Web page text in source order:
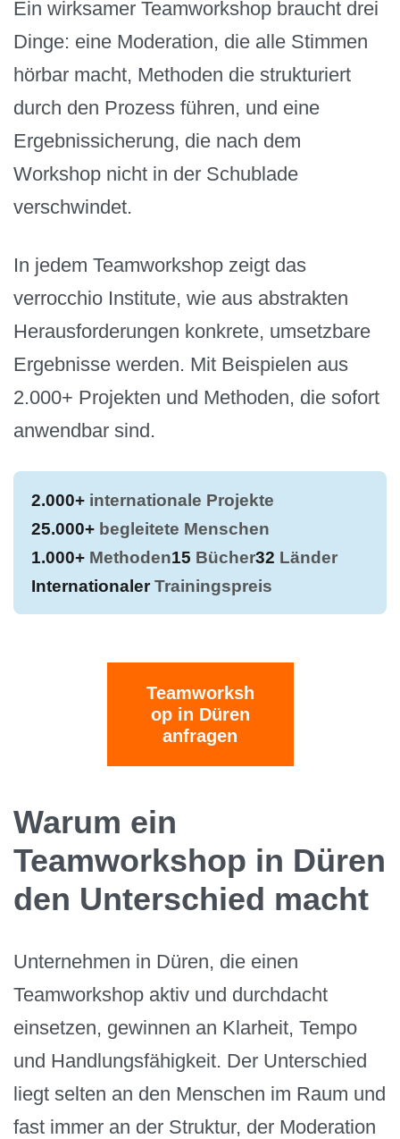
Ein wirksamer Teamworkshop braucht drei
Dinge: eine Moderation, die alle Stimmen
hörbar macht, Methoden die strukturiert
durch den Prozess führen, und eine
Ergebnissicherung, die nach dem
Workshop nicht in der Schublade
verschwindet.
In jedem Teamworkshop zeigt das
verrocchio Institute, wie aus abstrakten
Herausforderungen konkrete, umsetzbare
Ergebnisse werden. Mit Beispielen aus
2.000+ Projekten und Methoden, die sofort
anwendbar sind.
2.000+ internationale Projekte
25.000+ begleitete Menschen
1.000+ Methoden15 Bücher32 Länder
InternationalerTrainingspreis
Teamworksh
op in Düren
anfragen
Warum ein
Teamworkshop in Düren
den Unterschied macht
Unternehmen in Düren, die einen
Teamworkshop aktiv und durchdacht
einsetzen, gewinnen an Klarheit, Tempo
und Handlungsfähigkeit. Der Unterschied
liegt selten an den Menschen im Raum und
fast immer an der Struktur, der Moderation